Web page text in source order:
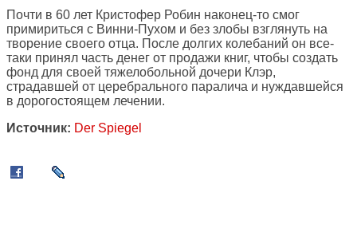
Почти в 60 лет Кристофер Робин наконец-то смог
примириться с Винни-Пухом и без злобы взглянуть на
творение своего отца. После долгих колебаний он все-
таки принял часть денег от продажи книг, чтобы создать
фонд для своей тяжелобольной дочери Клэр,
страдавшей от церебрального паралича и нуждавшейся
в дорогостоящем лечении.
Источник: Der Spiegel